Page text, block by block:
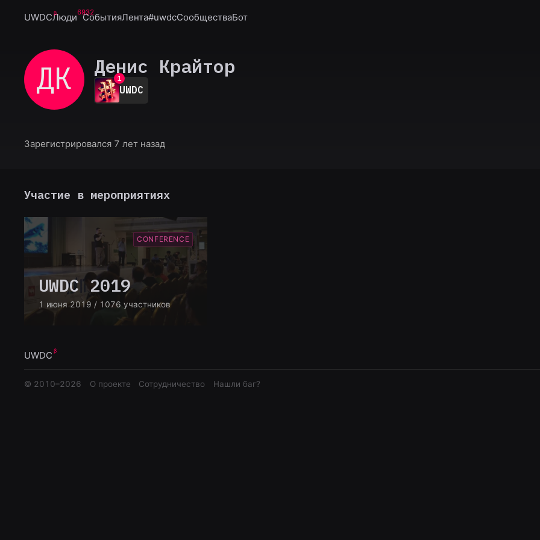
UWDCЛюди6932
СобытияЛента#uwdcСообществаБот
ДК Денис Крайтор
0
1
2
3
UWDC
Зарегистрировался 7 лет назад
Участие в мероприятиях
CONFERENCE
UWDC 2019
1 июня 2019 / 1076 участников
UWDC
© 2010–2026 О проекте Сотрудничество Нашли баг?